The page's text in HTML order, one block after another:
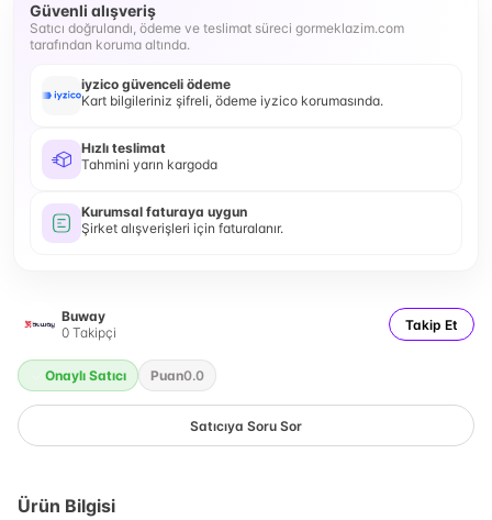
Güvenli alışveriş
Satıcı doğrulandı, ödeme ve teslimat süreci gormeklazim.com
tarafından koruma altında.
iyzico güvenceli ödeme
Kart bilgileriniz şifreli, ödeme iyzico korumasında.
Hızlı teslimat
Tahmini yarın kargoda
Kurumsal faturaya uygun
Şirket alışverişleri için faturalanır.
Buway
0 Takipçi Takip Et
Onaylı Satıcı Puan0.0
Satıcıya Soru Sor
Ürün Bilgisi